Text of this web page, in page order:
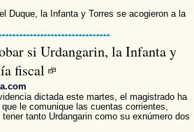
Duque, la Infanta y Torres se acogieron a la
si Urdangarin, la Infanta y
fiscal
dictada este martes, el magistrado ha
le comunique las cuentas corrientes,
tanto Urdangarin como su exnúmero dos